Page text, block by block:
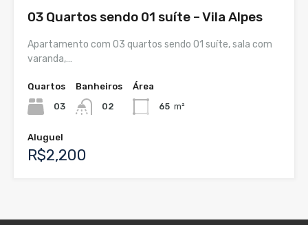
03 Quartos sendo 01 suíte – Vila Alpes
Apartamento com 03 quartos sendo 01 suíte, sala com
varanda,…
Quartos
03
Banheiros
02
Área
65 m²
Aluguel
R$2,200